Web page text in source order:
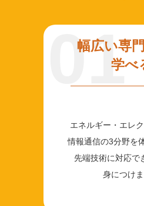
01
幅広い専
学べ
エネルギー・エレ
情報通信の3分野を
先端技術に対応で
身につけま